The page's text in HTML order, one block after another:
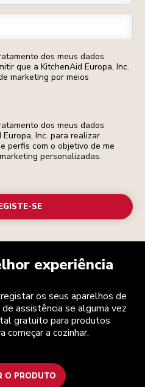
dos meus dados
que a KitchenAid Europa, Inc.
marketing por meios
dos meus dados
Inc. para realizar
perfis com o objetivo de me
personalizadas.
SE
experiência
os seus aparelhos de
assistência se alguma vez
gratuito para produtos
começar a cozinhar.
O PRODUTO